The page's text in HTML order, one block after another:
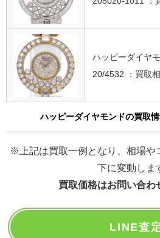
ハッピーダイヤ
20/4532 ： 買取
ハッピーダイヤモンドの買取
※上記は買取一例となり、相場や
下に変動しま
買取価格はお問い合わ
LINE査